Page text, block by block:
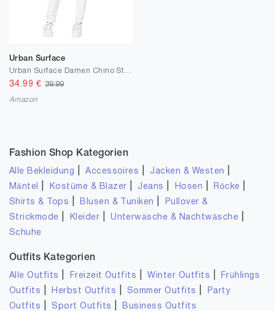
Urban Surface
34.99 €39.99
Amazon
Fashion Shop Kategorien
Alle Bekleidung |Accessoires Jacken & Westen
Mäntel Kostüme & Blazer Jeans Hosen Röcke
Shirts & Tops Blusen & Tuniken
Pullover &
Strickmode
Kleider |Unterwäsche & Nachtwäsche
Schuhe
Outfits Kategorien
Alle Outfits Freizeit Outfits |Winter Outfits
Frühlings
Outfits
Herbst Outfits Sommer Outfits
Party
Outfits
Sport Outfits Business Outfits